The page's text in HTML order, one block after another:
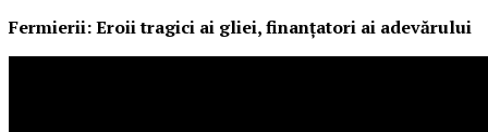
Fermierii: Eroii tragici ai gliei, finanțatori ai adevărului